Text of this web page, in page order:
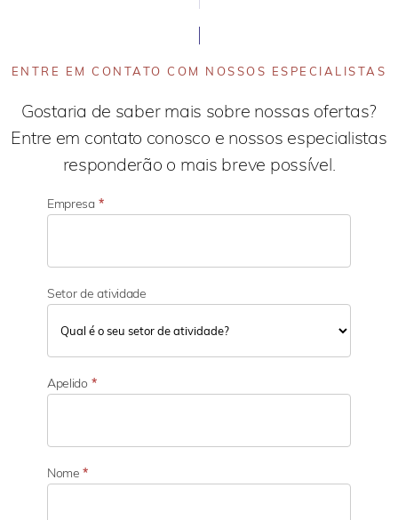
ENTRE EM CONTATO COM NOSSOS ESPECIALISTAS
Gostaria de saber mais sobre nossas ofertas?
Entre em contato conosco e nossos especialistas
responderão o mais breve possível.
Empresa *
Setor de atividade
e
t
e
a
Apelido *
Nome*